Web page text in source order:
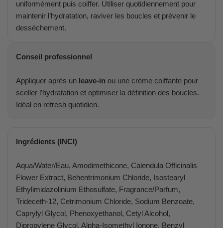
uniformément puis coiffer. Utiliser quotidiennement pour
maintenir l’hydratation, raviver les boucles et prévenir le
dessèchement.
Conseil professionnel
Appliquer après un leave-in ou une crème coiffante pour
sceller l’hydratation et optimiser la définition des boucles.
Idéal en refresh quotidien.
Ingrédients (INCI)
Aqua/Water/Eau, Amodimethicone, Calendula Officinalis
Flower Extract, Behentrimonium Chloride, Isostearyl
Ethylimidazolinium Ethosulfate, Fragrance/Parfum,
Trideceth-12, Cetrimonium Chloride, Sodium Benzoate,
Caprylyl Glycol, Phenoxyethanol, Cetyl Alcohol,
Dipropylene Glycol, Alpha-Isomethyl Ionone, Benzyl